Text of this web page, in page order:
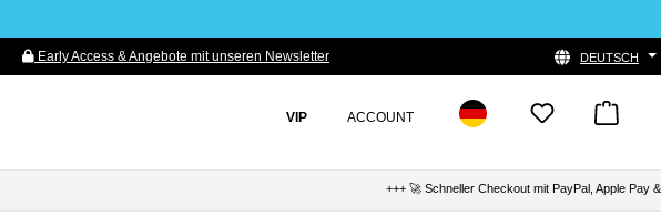
Early Access & Angebote mit unseren Newsletter DEUTSCH
VIP ACCOUNT
+++ 🚀 Schneller Checkout mit PayPal, Apple Pay &